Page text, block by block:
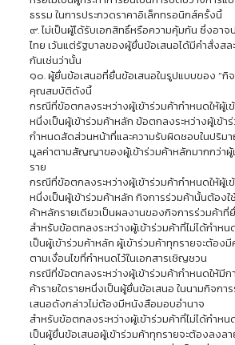
ธรรม ในการประกวดราคาอิเล็กทรอนิกส์ครั้งนี้
๙. ไม่เป็นผู้ได้รับเอกสิทธิ์หรือความคุ้มกัน ซึ่งอาจ
ไทย เว้นแต่รัฐบาลของผู้ยื่นข้อเสนอได้มีคำสั่งสล
กันเช่นว่านั้น
๑๐. ผู้ยื่นข้อเสนอที่ยื่นข้อเสนอในรูปแบบของ “กิ
คุณสมบัติดังนี้
กรณีที่ข้อตกลงระหว่างผู้เข้าร่วมค้ากำหนดให้ผู้เ
หนึ่งเป็นผู้เข้าร่วมค้าหลัก ข้อตกลงระหว่างผู้เข้า
กำหนดสัดส่วนหน้าที่และความรับผิดชอบในปริม
มูลค่าตามสัญญาของผู้เข้าร่วมค้าหลักมากกว่าผู้
ราย
กรณีที่ข้อตกลงระหว่างผู้เข้าร่วมค้ากำหนดให้ผู้เ
หนึ่งเป็นผู้เข้าร่วมค้าหลัก กิจการร่วมค้านั้นต้อง
ค้าหลักรายเดียวเป็นผลงานของกิจการร่วมค้าที่
สำหรับข้อตกลงระหว่างผู้เข้าร่วมค้าที่ไม่ได้กำหน
เป็นผู้เข้าร่วมค้าหลัก ผู้เข้าร่วมค้าทุกรายจะต้อ
ตามเงื่อนไขที่กำหนดไว้ในเอกสารเชิญชวน
กรณีที่ข้อตกลงระหว่างผู้เข้าร่วมค้ากำหนดให้มีก
ค้ารายใดรายหนึ่งเป็นผู้ยื่นข้อเสนอ ในนามกิจกา
เสนอดังกล่าวไม่ต้องมีหนังสือมอบอำนาจ
สำหรับข้อตกลงระหว่างผู้เข้าร่วมค้าที่ไม่ได้กำหน
เป็นผู้ยื่นข้อเสนอผู้เข้าร่วมค้าทุกรายจะต้องลงล